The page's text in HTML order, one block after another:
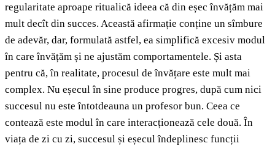
regularitate aproape ritualică ideea că din eșec învățăm mai
mult decît din succes. Această afirmație conține un sîmbure
de adevăr, dar, formulată astfel, ea simplifică excesiv modul
în care învățăm și ne ajustăm comportamentele. Și asta
pentru că, în realitate, procesul de învățare este mult mai
complex. Nu eșecul în sine produce progres, după cum nici
succesul nu este întotdeauna un profesor bun. Ceea ce
contează este modul în care interacționează cele două. În
viața de zi cu zi, succesul și eșecul îndeplinesc funcții